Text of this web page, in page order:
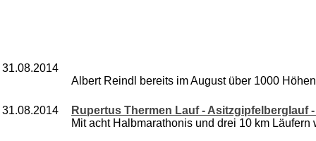
31.08.2014
Albert Reindl bereits im August über 1000
31.08.2014
Rupertus Thermen Lauf - Asitzgipfelberglauf
Mit acht Halbmarathonis und drei 10 km Läufern